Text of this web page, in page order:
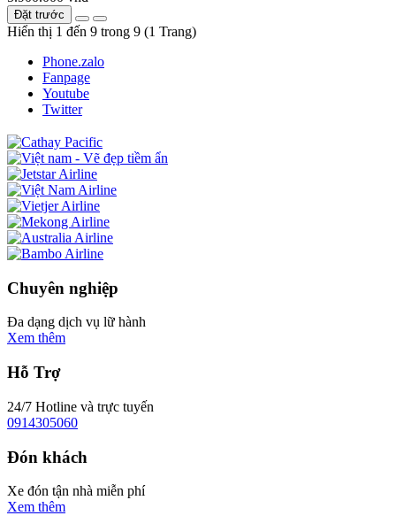
Đặt trước
Hiển thị 1 đến 9 trong 9 (1 Trang)
Phone.zalo
Fanpage
Youtube
Twitter
Chuyên nghiệp
Đa dạng dịch vụ lữ hành
Xem thêm
Hỗ Trợ
24/7 Hotline và trực tuyến
0914305060
Đón khách
Xe đón tận nhà miễn phí
Xem thêm